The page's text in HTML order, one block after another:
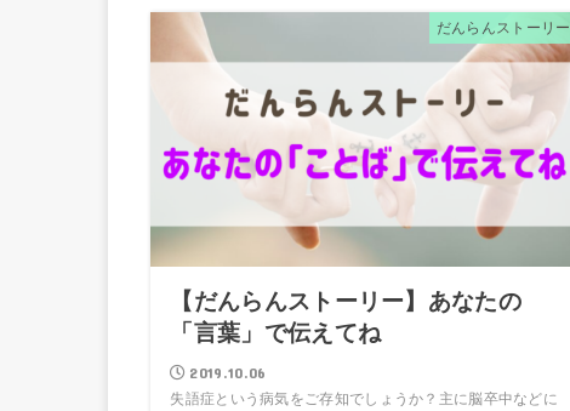
だんらんストーリー
【だんらんストーリー】あなたの
「言葉」で伝えてね
2019.10.06
失語症という病気をご存知でしょうか？主に脳卒中などに